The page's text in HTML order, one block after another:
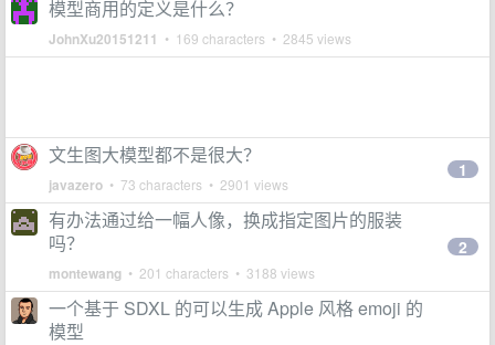
模型商用的定义是什么？
JohnXu20151211 • 169 characters • 2845 views
文生图大模型都不是很大？
javazero • 73 characters • 2901 views
1
有办法通过给一幅人像，换成指定图片的服装
吗？
montewang • 201 characters • 3188 views
2
一个基于 SDXL 的可以生成 Apple 风格 emoji 的
模型